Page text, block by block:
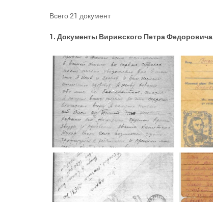
Всего 21 документ
1. Документы Виривского Петра Федоровича